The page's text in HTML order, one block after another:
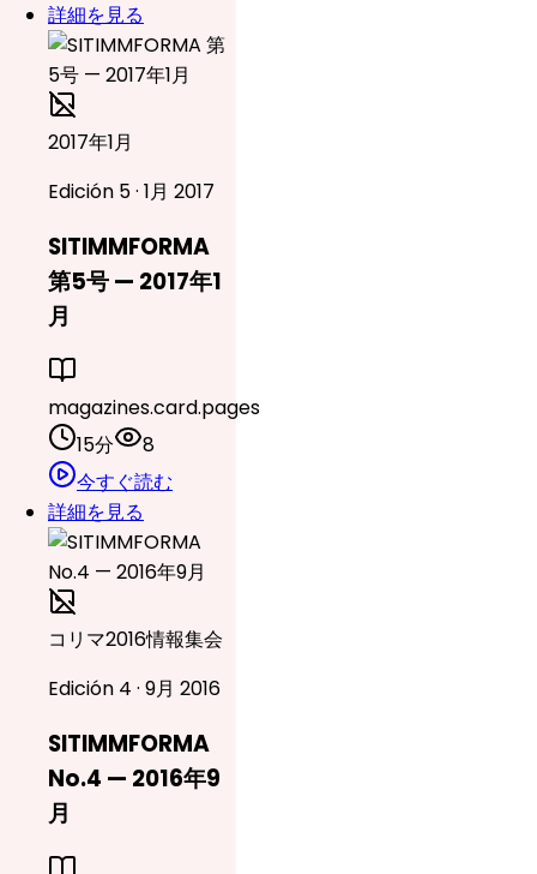
詳細を見る
2017年1月
Edición 5 · 1月 2017
SITIMMFORMA
第5号 — 2017年1
月
magazines.card.pages
15分
8
今すぐ読む
詳細を見る
コリマ2016情報集会
Edición 4 · 9月 2016
SITIMMFORMA
No.4 — 2016年9
月